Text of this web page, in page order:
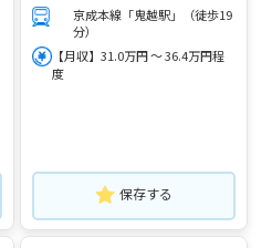
京成本線「鬼越駅」（徒歩19
分）
【月収】31.0万円 ～ 36.4万円程
度
保存する